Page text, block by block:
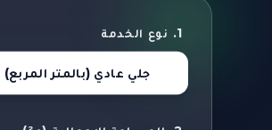
1. نوع الخدمة
جلي عادي (بالمتر المربع)